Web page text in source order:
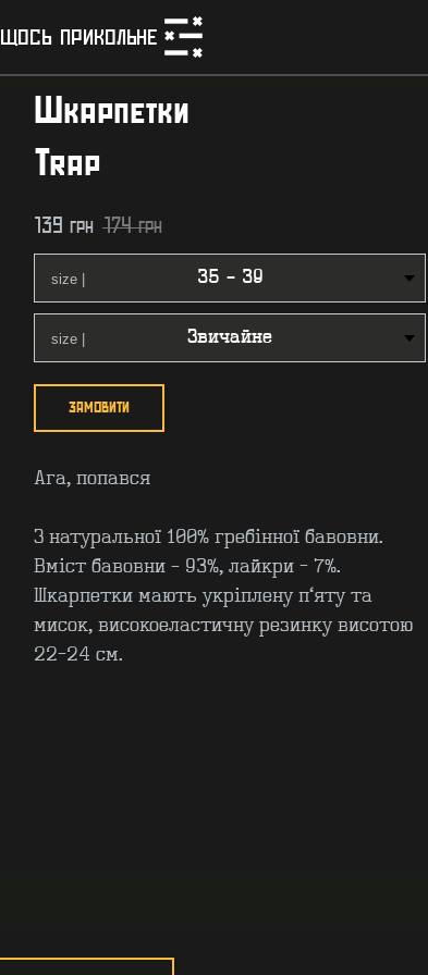
щось прикольне
Шкарпетки
Trap
139 грн 174 грн
ЗАМОВИТИ
Ага, попався
З натуральної 100% гребінної бавовни.
Вміст бавовни – 93%, лайкри - 7%.
Шкарпетки мають укріплену п’яту та
мисок, високоеластичну резинку висотою
22-24 см.